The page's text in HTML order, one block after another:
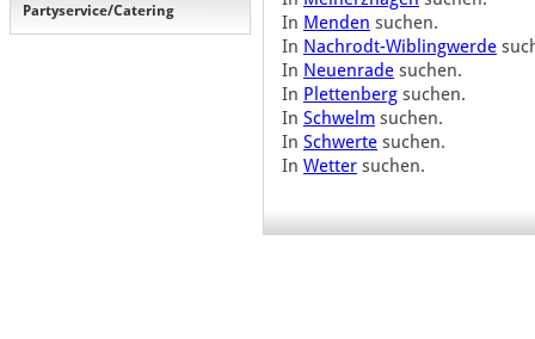
Partyservice/Catering
In Menden suchen.
In Nachrodt-Wiblingwerde
In Neuenrade suchen.
In Plettenberg suchen.
In Schwelm suchen.
In Schwerte suchen.
In Wetter suchen.